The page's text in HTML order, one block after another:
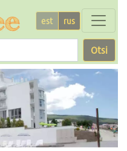
est rus
Otsi